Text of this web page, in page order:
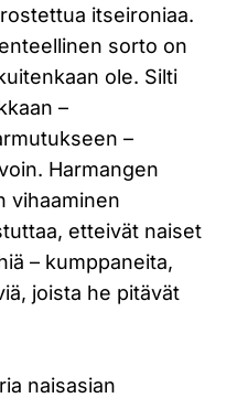
itseironiaa.
sorto on
ole. Silti
–
–
Harmangen
vihaaminen
etteivät naiset
– kumppaneita,
joista he pitävät
naisasian